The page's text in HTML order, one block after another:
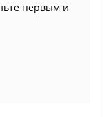
первым и